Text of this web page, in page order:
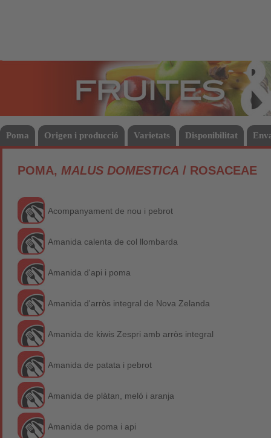
Poma Origen i producció Varietats Disponibilitat
POMA, MALUS DOMESTICA / ROSACEAE
Acompanyament de nou i pebrot
Amanida calenta de col llombarda
Amanida d'api i poma
Amanida d'arròs integral de Nova Zelanda
Amanida de kiwis Zespri amb arròs integral
Amanida de patata i pebrot
Amanida de plàtan, meló i aranja
Amanida de poma i api